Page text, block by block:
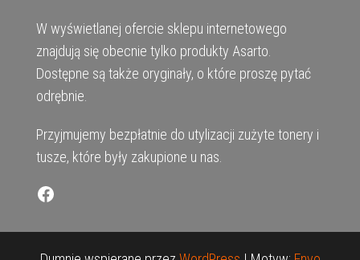
W wyświetlanej ofercie sklepu internetowego
znajdują się obecnie tylko produkty Asarto.
Dostępne są także oryginały, o które proszę pytać
odrębnie.
Przyjmujemy bezpłatnie do utylizacji zużyte tonery i
tusze, które były zakupione u nas.
Facebook